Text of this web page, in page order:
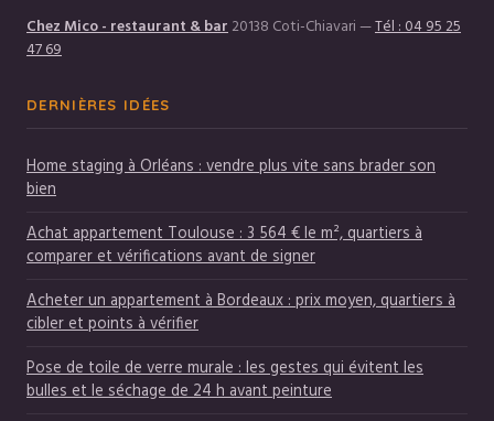
Chez Mico - restaurant & bar20138 Coti-Chiavari—Tél : 04 95 25
47 69
DERNIÈRES IDÉES
Home staging à Orléans : vendre plus vite sans brader son
bien
Achat appartement Toulouse : 3 564 € le m², quartiers à
comparer et vérifications avant de signer
Acheter un appartement à Bordeaux : prix moyen, quartiers à
cibler et points à vérifier
Pose de toile de verre murale : les gestes qui évitent les
bulles et le séchage de 24 h avant peinture